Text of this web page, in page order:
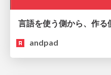
andpad